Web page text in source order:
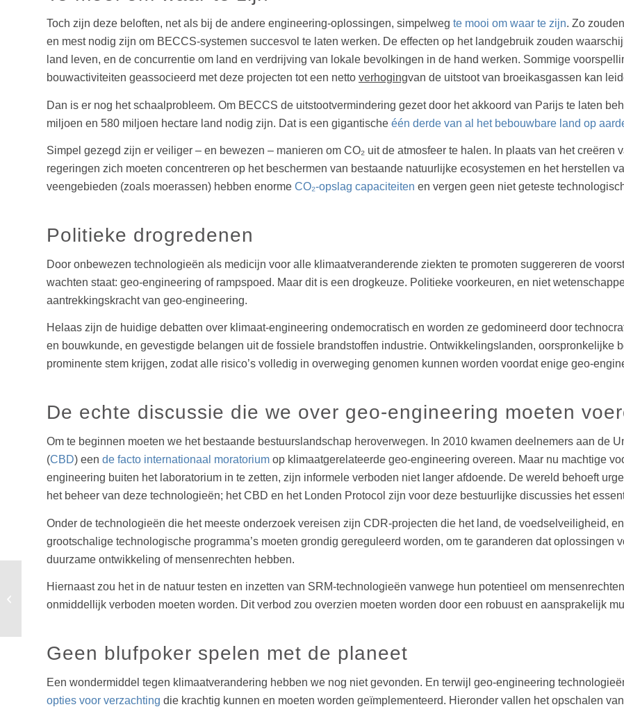
Toch zijn deze beloften, net als bij de andere engineering-oplossingen, simpelweg te mooi om waar te zijn. Zo
en mest nodig zijn om BECCS-systemen succesvol te laten werken. De effecten op het landgebruik zouden
land leven, en de concurrentie om land en verdrijving van lokale bevolkingen in de hand werken. Sommige
bouwactiviteiten geassocieerd met deze projecten tot een netto verhogingvan de uitstoot van broeikasgassen kan
Dan is er nog het schaalprobleem. Om BECCS de uitstootvermindering gezet door het akkoord van Parijs te laten
miljoen en 580 miljoen hectare land nodig zijn. Dat is een gigantische één derde van al het bebouwbare land op
Simpel gezegd zijn er veiliger – en bewezen – manieren om CO₂ uit de atmosfeer te halen. In plaats van het creëren
regeringen zich moeten concentreren op het beschermen van bestaande natuurlijke ecosystemen en het herstellen
veengebieden (zoals moerassen) hebben enorme CO₂-opslag capaciteiten en vergen geen niet geteste
Politieke drogredenen
Door onbewezen technologieën als medicijn voor alle klimaatveranderende ziekten te promoten suggereren de
wachten staat: geo-engineering of rampspoed. Maar dit is een drogkeuze. Politieke voorkeuren, en niet
aantrekkingskracht van geo-engineering.
Helaas zijn de huidige debatten over klimaat-engineering ondemocratisch en worden ze gedomineerd door
en bouwkunde, en gevestigde belangen uit de fossiele brandstoffen industrie. Ontwikkelingslanden, oorspronkelijke
prominente stem krijgen, zodat alle risico’s volledig in overweging genomen kunnen worden voordat enige geo-
De echte discussie die we over geo-engineering moeten
Om te beginnen moeten we het bestaande bestuurslandschap heroverwegen. In 2010 kwamen deelnemers aan de
(CBD) een de facto internationaal moratorium op klimaatgerelateerde geo-engineering overeen. Maar nu machtige
engineering buiten het laboratorium in te zetten, zijn informele verboden niet langer afdoende. De wereld behoeft
het beheer van deze technologieën; het CBD en het Londen Protocol zijn voor deze bestuurlijke discussies het
Onder de technologieën die het meeste onderzoek vereisen zijn CDR-projecten die het land, de voedselveiligheid,
grootschalige technologische programma’s moeten grondig gereguleerd worden, om te garanderen dat oplossingen
duurzame ontwikkeling of mensenrechten hebben.
Hiernaast zou het in de natuur testen en inzetten van SRM-technologieën vanwege hun potentieel om
onmiddellijk verboden moeten worden. Dit verbod zou overzien moeten worden door een robuust en aansprakelijk
Geen blufpoker spelen met de planeet
Een wondermiddel tegen klimaatverandering hebben we nog niet gevonden. En terwijl geo-engineering
opties voor verzachting die krachtig kunnen en moeten worden geïmplementeerd. Hieronder vallen het opschalen
Over veerkracht in tijden van
klimaatontwrichting